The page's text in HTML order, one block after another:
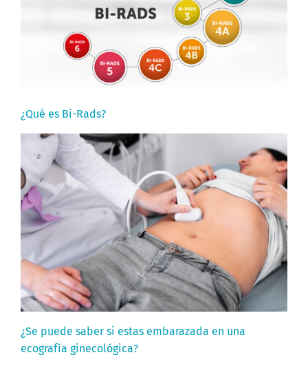
¿Qué es Bi-Rads?
¿Se puede saber si estas embarazada en una
ecografía ginecológica?